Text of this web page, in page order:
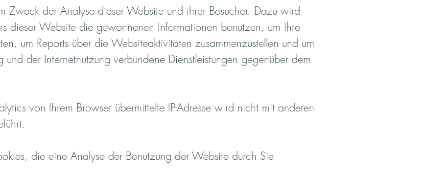
Zweck der Analyse dieser Website und ihrer Besucher. Dazu wird
dieser Website die gewonnenen Informationen benutzen, um Ihre
um Reports über die Websiteaktivitäten zusammenzustellen und um
der Internetnutzung verbundene Dienstleistungen gegenüber dem
von Ihrem Browser übermittelte IP-Adresse wird nicht mit anderen
die eine Analyse der Benutzung der Website durch Sie